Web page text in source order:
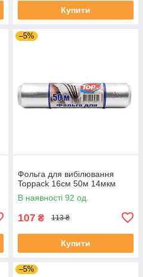
Купити
–5%
Фольга для вибілювання
Toppack 16см 50м 14мкм
В наявності 92 од.
107 ₴ 113 ₴
Купити
–5%